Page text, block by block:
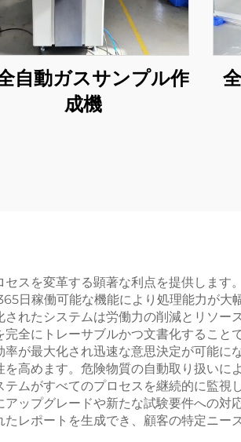
自動ガスサンプル作
成機
スを変革する顕著な利点を提供しま
日稼働可能な機能により処理能力が大
れたシステムは労働力の削減とリソ
全にトレーサブルかつ文書化するこ
が最大化され迅速な意思決定が可能
高めます。危険物質の自動取り扱い
ムがすべてのプロセスを継続的に監
ップグレードや新たな試験要件への
レポートを生成でき、顧客の特定ニ